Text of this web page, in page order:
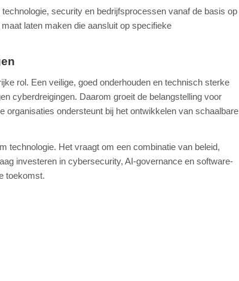
security en bedrijfsprocessen vanaf de basis op
laten maken die aansluit op specifieke
rol. Een veilige, goed onderhouden en technisch sterke
cyberdreigingen. Daarom groeit de belangstelling voor
ondersteunt bij het ontwikkelen van schaalbare
technologie. Het vraagt om een combinatie van beleid,
investeren in cybersecurity, AI-governance en software-
toekomst.